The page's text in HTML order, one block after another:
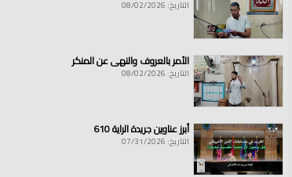
التاريخ: 08/02/2026
الأمر بالعروف والنهي عن المنكر
التاريخ: 08/02/2026
أبرز عناوين جريدة الراية 610
التاريخ: 07/31/2026